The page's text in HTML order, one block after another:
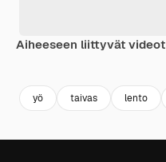
Aiheeseen liittyvät videot
yö taivas lento